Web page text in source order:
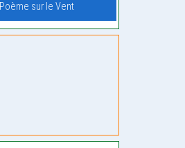
Poème sur le Vent